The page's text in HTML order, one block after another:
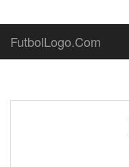
FutbolLogo.Com